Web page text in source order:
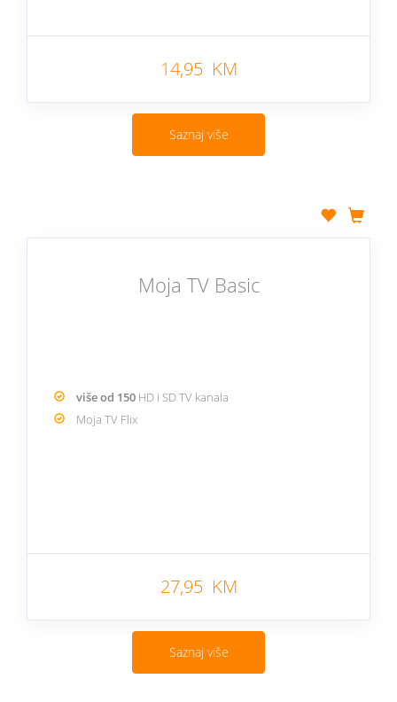
14,95 KM
Saznaj više
Moja TV Basic
više od 150 HD i SD TV kanala
Moja TV Flix
27,95 KM
Saznaj više